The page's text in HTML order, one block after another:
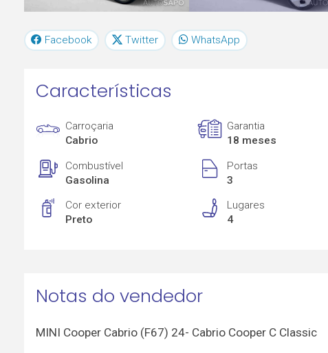
Facebook Twitter WhatsApp
Características
Carroçaria
Cabrio
Garantia
18 meses
Combustível
Gasolina
Portas
3
Cor exterior
Preto
Lugares
4
Notas do vendedor
MINI Cooper Cabrio (F67) 24- Cabrio Cooper C Classic